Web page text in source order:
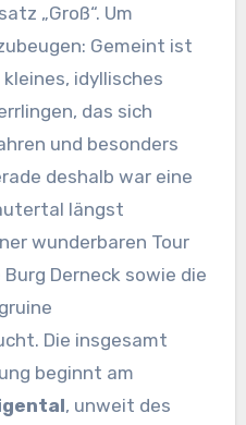
„Groß“. Um
Gemeint ist
idyllisches
das sich
und besonders
deshalb war eine
längst
wunderbaren Tour
Derneck sowie die
Die insgesamt
beginnt am
, unweit des